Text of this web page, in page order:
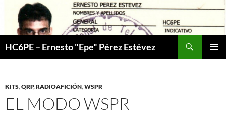
content
HC6PE – Ernesto "Epe" Pérez Estévez
KITS,QRP,RADIOAFICIÓN,WSPR
EL MODO WSPR